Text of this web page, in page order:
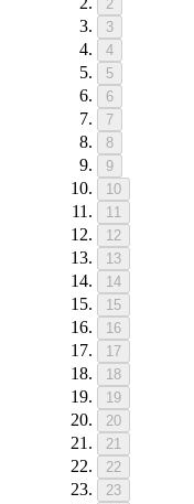
2
3
4
5
6
7
8
9
10
11
12
13
14
15
16
17
18
19
20
21
22
23